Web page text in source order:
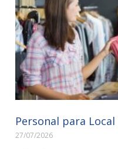
Personal para
27/07/2026